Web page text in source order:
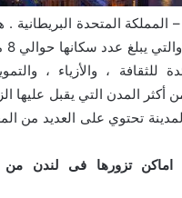
المملكة المتحدة
للثقافة ، والأزياء ،
أكثر المدن التي يقبل عليها
تحتوي على العديد من
تزورها فى لندن من